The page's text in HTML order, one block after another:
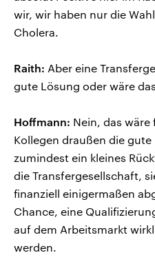
wir, wir haben nur die
Cholera.
Raith: Aber eine
gute Lösung oder wäre
Hoffmann: Nein, das
Kollegen draußen die
zumindest ein kleines
die Transfergesellschaft,
finanziell einigermaßen
Chance, eine
auf dem Arbeitsmarkt
werden.